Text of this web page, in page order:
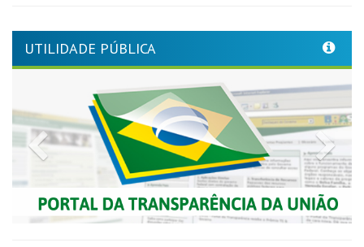
UTILIDADE PÚBLICA
Previous